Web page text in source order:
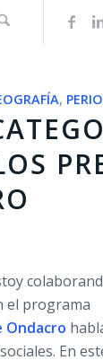
,
el programa
Ondacro
En